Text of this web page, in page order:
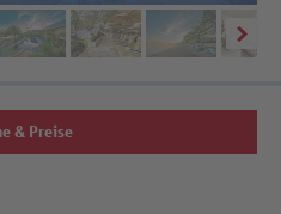
& Preise